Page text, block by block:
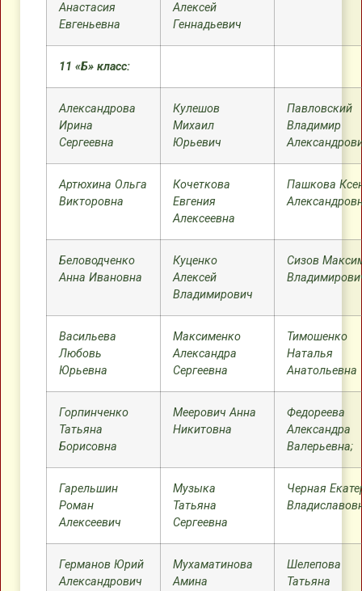
Анастасия
Евгеньевна
Алексей
Геннадьевич
11 «Б» класс:
Александрова
Ирина
Сергеевна
Кулешов
Михаил
Юрьевич
Павловский
Владимир
Артюхина Ольга
Викторовна
Кочеткова
Евгения
Алексеевна
Пашкова
Беловодченко
Анна Ивановна
Куценко
Алексей
Владимирович
Сизов
Васильева
Любовь
Юрьевна
Максименко
Александра
Сергеевна
Тимошенко
Наталья
Анатольевна
Горпинченко
Татьяна
Борисовна
Меерович Анна
Никитовна
Федореева
Александра
Валерьевна;
Гарельшин
Роман
Алексеевич
Музыка
Татьяна
Сергеевна
Черная
Германов Юрий
Александрович
Мухаматинова
Амина
Шелепова
Татьяна